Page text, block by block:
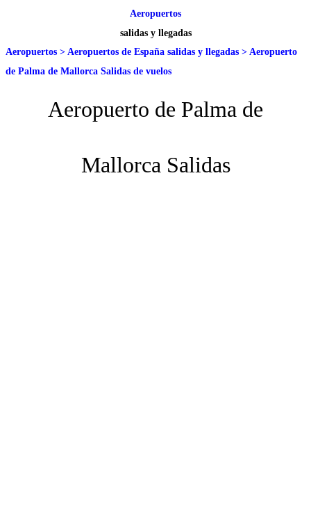
Aeropuertos
salidas y llegadas
Aeropuertos > Aeropuertos de España salidas y llegadas > Aeropuerto
de Palma de Mallorca Salidas de vuelos
Aeropuerto de Palma de
Mallorca Salidas